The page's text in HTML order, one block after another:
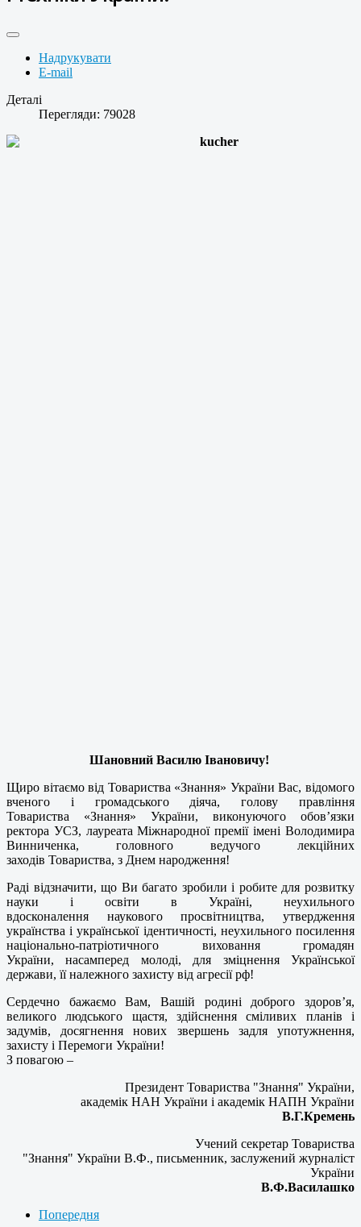
Надрукувати
E-mail
Деталі
Перегляди: 79028
Шановний Василю Івановичу!
Щиро вітаємо від Товариства «Знання» України Вас, відомого
вченого і громадського діяча, голову правління
Товариства «Знання» України, виконуючого обов’язки
ректора УСЗ, лауреата Міжнародної премії імені Володимира
Винниченка, головного ведучого лекційних
заходів Товариства, з Днем народження!
Раді відзначити, що Ви багато зробили і робите для розвитку
науки і освіти в Україні, неухильного
вдосконалення наукового просвітництва, утвердження
українства і української ідентичності, неухильного посилення
національно-патріотичного виховання громадян
України, насамперед молоді, для зміцнення Української
держави, її належного захисту від агресії рф!
Сердечно бажаємо Вам, Вашій родині доброго здоров’я,
великого людського щастя, здійснення сміливих планів і
задумів, досягнення нових звершень задля употужнення,
захисту і Перемоги України!
З повагою –
Президент Товариства "Знання" України,
академік НАН України і академік НАПН України
В.Г.Кремень
Учений секретар Товариства
"Знання" України В.Ф., письменник, заслужений журналіст
України
В.Ф.Василашко
Попередня